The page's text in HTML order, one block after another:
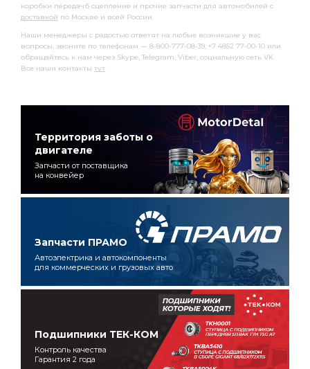
коробки передачб сцепление и прочие запчасти для автомобилей с
доставкой по Москве и всей России.
Наши менеджеры с радостью ответят на любые возникшие у вас
вопросы, звоните по телефонам — 8-800-777-08-39, +7 4852 77-00-10 или
обращайтесь к нам через Skype, Telegram, Viber, социальную сеть VK.
Все наши контакты тут.
Территория заботы о
двигателе
Запчасти от поставщика
на конвейер
Запчасти ПРАМО
Автоэлектрика и автокомпоненты
для коммерческих и грузовых авто
Подшипники ТЕК-КОМ
Контроль качества
Гарантия 2 года